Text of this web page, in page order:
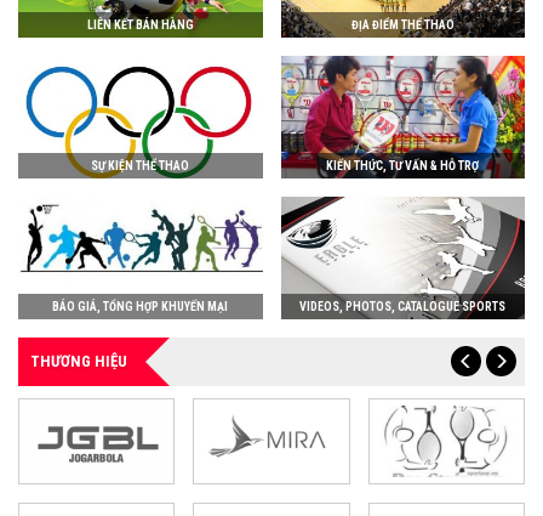
LIÊN KẾT BÁN HÀNG ĐỊA ĐIỂM THỂ THAO
SỰ KIỆN THỂ THAO KIẾN THỨC, TƯ VẤN & HỖ TRỢ
BÁO GIÁ, TỔNG HỢP KHUYẾN MẠI VIDEOS, PHOTOS, CATALOGUE SPORTS
THƯƠNG HIỆU